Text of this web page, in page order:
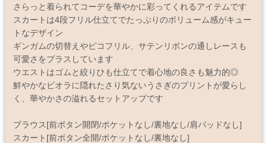
さらっと着られてコーデを華やかに彩ってくれるアイテムです
スカートは4段フリル仕立てでたっぷりのボリューム感がキュー
トなデザイン
ギンガムの切替えやピコフリル、サテンリボンの通しレースも
可愛さをプラスしています
ウエストはゴムと絞りひも仕立てで着心地の良さも魅力的◎
鮮やかなビオラに隠れたさり気ないうさぎのプリントが愛らし
く、華やかさの溢れるセットアップです
ブラウス[前ボタン開閉/ポケットなし/裏地なし/肩パッドなし]
スカート[前ボタン全開/ポケットなし/裏地なし]